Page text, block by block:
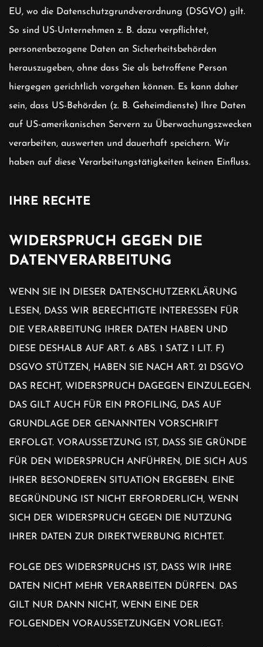
EU, wo die Datenschutzgrundverordnung (DSGVO) gilt.
So sind US-Unternehmen z. B. dazu verpflichtet,
personenbezogene Daten an Sicherheitsbehörden
herauszugeben, ohne dass Sie als betroffene Person
hiergegen gerichtlich vorgehen können. Es kann daher
sein, dass US-Behörden (z. B. Geheimdienste) Ihre Daten
auf US-amerikanischen Servern zu Überwachungszwecken
verarbeiten, auswerten und dauerhaft speichern. Wir
haben auf diese Verarbeitungstätigkeiten keinen Einfluss.
IHRE RECHTE
WIDERSPRUCH GEGEN DIE
DATENVERARBEITUNG
WENN SIE IN DIESER DATENSCHUTZERKLÄRUNG
LESEN, DASS WIR BERECHTIGTE INTERESSEN FÜR
DIE VERARBEITUNG IHRER DATEN HABEN UND
DIESE DESHALB AUF ART. 6 ABS. 1 SATZ 1 LIT. F)
DSGVO STÜTZEN, HABEN SIE NACH ART. 21 DSGVO
DAS RECHT, WIDERSPRUCH DAGEGEN EINZULEGEN.
DAS GILT AUCH FÜR EIN PROFILING, DAS AUF
GRUNDLAGE DER GENANNTEN VORSCHRIFT
ERFOLGT. VORAUSSETZUNG IST, DASS SIE GRÜNDE
FÜR DEN WIDERSPRUCH ANFÜHREN, DIE SICH AUS
IHRER BESONDEREN SITUATION ERGEBEN. EINE
BEGRÜNDUNG IST NICHT ERFORDERLICH, WENN
SICH DER WIDERSPRUCH GEGEN DIE NUTZUNG
IHRER DATEN ZUR DIREKTWERBUNG RICHTET.
FOLGE DES WIDERSPRUCHS IST, DASS WIR IHRE
DATEN NICHT MEHR VERARBEITEN DÜRFEN. DAS
GILT NUR DANN NICHT, WENN EINE DER
FOLGENDEN VORAUSSETZUNGEN VORLIEGT: